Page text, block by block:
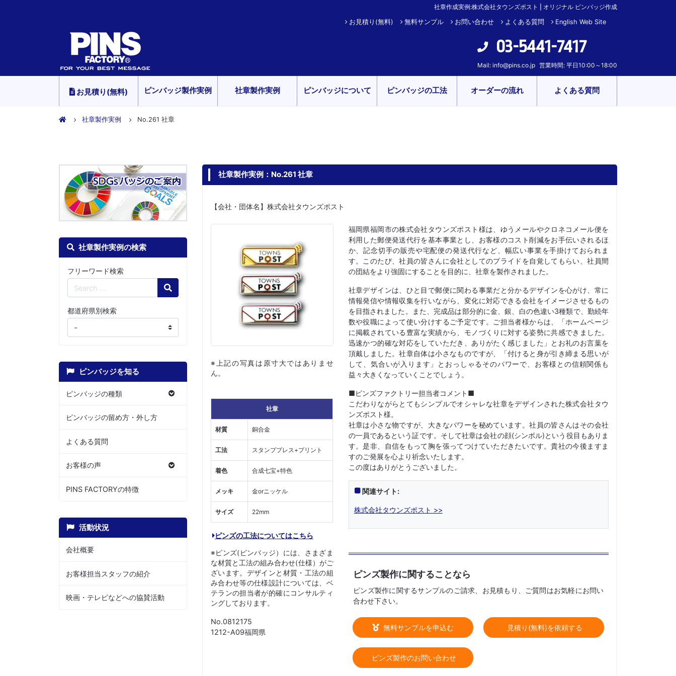
社章作成実例:株式会社タウンズポスト | オリジナル ピンバッジ作成
お見積り(無料) 無料サンプル お問い合わせ よくある質問 English Web Site
03-5441-7417
Mail: info@pins.co.jp 営業時間: 平日10:00～18:00
お見積り(無料) ピンバッジ製作実例 社章製作実例 ピンバッジについて ピンバッジの工法 オーダーの流れ よくある質問
社章製作実例 No.261 社章
社章製作実例の検索
フリーワード検索
Search
都道府県別検索
ピンバッジを知る
ピンバッジの種類
ピンバッジの留め方・外し方
よくある質問
お客様の声
PINS FACTORYの特徴
活動状況
会社概要
お客様担当スタッフの紹介
映画・テレビなどへの協賛活動
社章製作実例：No.261 社章
【会社・団体名】株式会社タウンズポスト
※上記の写真は原寸大ではありませ
ん。
社章
材質 銅合金
工法 スタンププレス+プリント
着色 合成七宝+特色
メッキ 金orニッケル
サイズ 22mm
ピンズの工法についてはこちら
※ピンズ(ピンバッジ）には、さまざま
な材質と工法の組み合わせ(仕様）がご
ざいます。デザインと材質・工法の組
み合わせ等の仕様設計については、ベ
テランの担当者が的確にコンサルティ
ングしております。
No.0812175
1212-A09福岡県
福岡県福岡市の株式会社タウンズポスト様は、ゆうメールやクロネコメール便を
利用した郵便発送代行を基本事業とし、お客様のコスト削減をお手伝いされるほ
か、記念切手の販売や宅配便の発送代行など、幅広い事業を手掛けておられま
す。このたび、社員の皆さんに会社としてのプライドを自覚してもらい、社員間
の団結をより強固にすることを目的に、社章を製作されました。
社章デザインは、ひと目で郵便に関わる事業だと分かるデザインを心がけ、常に
情報発信や情報収集を行いながら、変化に対応できる会社をイメージさせるもの
を目指されました。また、完成品は部分的に金、銀、白の色違い3種類で、勤続年
数や役職によって使い分けするご予定です。ご担当者様からは、「ホームページ
に掲載されている豊富な実績から、モノづくりに対する姿勢に共感できました。
迅速かつ的確な対応をしていただき、ありがたく感じました」とお礼のお言葉を
頂戴しました。社章自体は小さなものですが、「付けると身が引き締まる思いが
して、気合いが入ります」とおっしゃるそのパワーで、お客様との信頼関係も
益々大きくなっていくことでしょう。
■ピンズファクトリー担当者コメント■
こだわりながらとてもシンプルでオシャレな社章をデザインされた株式会社タウ
ンズポスト様。
社章は小さな物ですが、大きなパワーを秘めています。社員の皆さんはその会社
の一員であるという証です。そして社章は会社の顔(シンボル)という役目もありま
す。是非、自信をもって胸を張ってつけていただきたいです。貴社の今後ますま
すのご発展を心より祈念いたします。
この度はありがとうございました。
関連サイト:
株式会社タウンズポスト >>
ピンズ製作に関することなら
ピンズ製作に関するサンプルのご請求、お見積もり、ご質問はお気軽にお問い
合わせ下さい。
無料サンプルを申込む 見積り(無料)を依頼する
ピンズ製作のお問い合わせ